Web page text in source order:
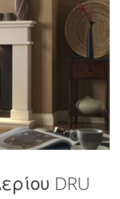
DRU